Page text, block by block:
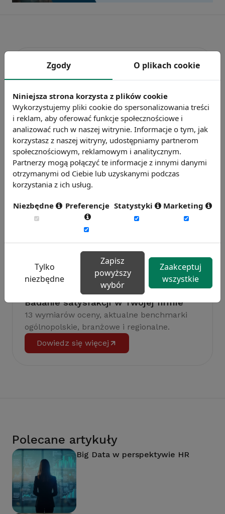
Badanie wskaźnikiHR 2026
Zmierz 59 wskaźników efektywności
personalnej, w tym absencję, fluktuację i
efektywność pracy.
Weź udział w badaniu
Badanie satysfakcji w Twojej firmie
13 wymiarów oceny, aktualne benchmarki
ogólnopolskie, branżowe i regionalne.
Dowiedz się więcej
Polecane artykuły
Big Data w perspektywie HR
Zgody O plikach cookie
Niniejsza strona korzysta z plików cookie
Wykorzystujemy pliki cookie do spersonalizowania treści
i reklam, aby oferować funkcje społecznościowe i
analizować ruch w naszej witrynie. Informacje o tym, jak
korzystasz z naszej witryny, udostępniamy partnerom
społecznościowym, reklamowym i analitycznym.
Partnerzy mogą połączyć te informacje z innymi danymi
otrzymanymi od Ciebie lub uzyskanymi podczas
korzystania z ich usług.
Niezbędne Preferencje Statystyki Marketing
Tylko
niezbędne
Zapisz
powyższy
wybór
Zaakceptuj
wszystkie